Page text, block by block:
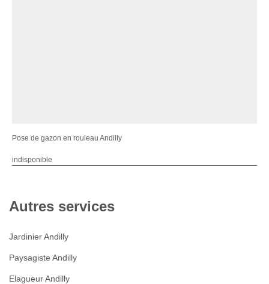
Pose de gazon en rouleau Andilly
indisponible
Autres services
Jardinier Andilly
Paysagiste Andilly
Elagueur Andilly